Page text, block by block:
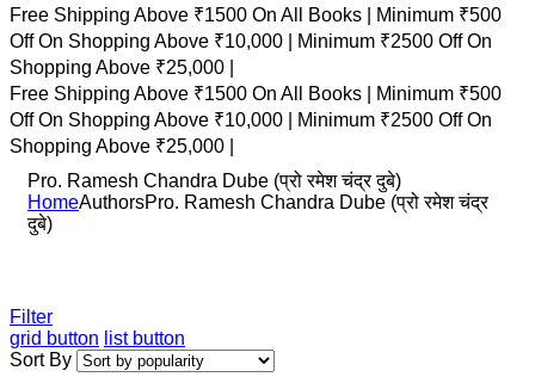
Free Shipping Above ₹1500 On All Books |
Minimum ₹500
Off On Shopping Above ₹10,000 |
Minimum ₹2500 Off On
Shopping Above ₹25,000 |
Free Shipping Above ₹1500 On All Books |
Minimum ₹500
Off On Shopping Above ₹10,000 |
Minimum ₹2500 Off On
Shopping Above ₹25,000 |
Pro. Ramesh Chandra Dube (प्रो रमेश चंद्र दुबे)
HomeAuthorsPro. Ramesh Chandra Dube (प्रो रमेश चंद्र
दुबे)
Filter
grid button list button
Sort By